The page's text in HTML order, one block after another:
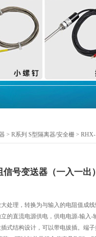
> R系列 S型隔离器/安全栅 > RHX-
号变送器（一入一出）
处理，转换为与输入的电阻值成线
的直流电源供电，供电电源-输入-
式结构设计，可以带电拔插。端